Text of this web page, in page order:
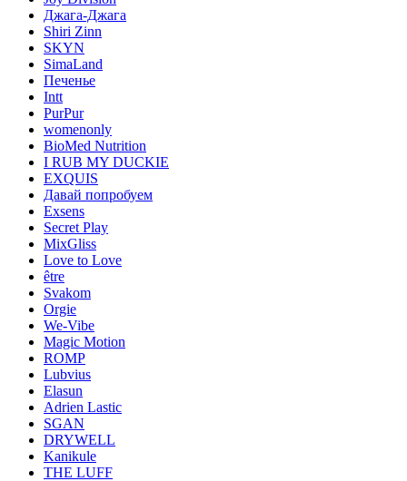
Джага-Джага
Shiri Zinn
SKYN
SimaLand
Печенье
Intt
PurPur
womenonly
BioMed Nutrition
I RUB MY DUCKIE
EXQUIS
Давай попробуем
Exsens
Secret Play
MixGliss
Love to Love
être
Svakom
Orgie
We-Vibe
Magic Motion
ROMP
Lubvius
Elasun
Adrien Lastic
SGAN
DRYWELL
Kanikule
THE LUFF